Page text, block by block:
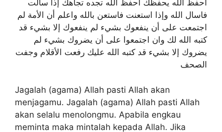
احفظ الله يحفظك احفظ الله تجده تجاهك إذا سألت
فاسال الله وإذا استعنت فاستعن بالله واعلم أن الأمة لم
اجتمعت على أن ينفعوك بشيء لم ينفعوك إلا بشيء قد
كتبه الله لك وان اجتمعوا على أن يضروك بشيء لم
يضروك إلا بشيء قد كتبه الله عليك رفعت الأقلام وجفت
الصحف
Jagalah (agama) Allah pasti Allah akan
menjagamu. Jagalah (agama) Allah pasti Allah
akan selalu menolongmu. Apabila engkau
meminta maka mintalah kepada Allah. Jika